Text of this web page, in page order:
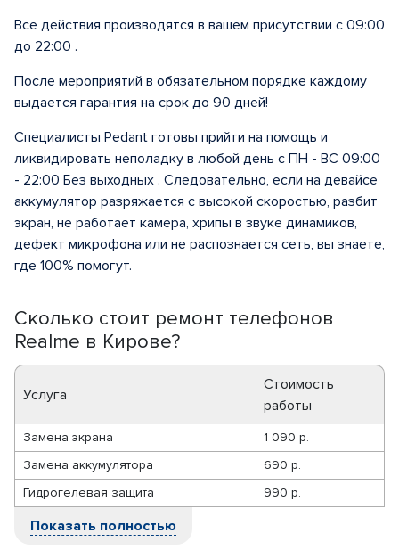
Сколько стоит ремонт телефонов
Realme в Кирове?
Услуга
Стоимость
работы
Замена экрана
1 090 р.
Замена аккумулятора
690 р.
Гидрогелевая защита
990 р.
Показать полностью
Все действия производятся в вашем присутствии с 09:00
до 22:00 .
После мероприятий в обязательном порядке каждому
выдается гарантия на срок до 90 дней!
Специалисты Pedant готовы прийти на помощь и
ликвидировать неполадку в любой день с ПН - ВС 09:00
- 22:00 Без выходных . Следовательно, если на девайсе
аккумулятор разряжается с высокой скоростью, разбит
экран, не работает камера, хрипы в звуке динамиков,
дефект микрофона или не распознается сеть, вы знаете,
где 100% помогут.